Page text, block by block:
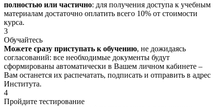
полностью или частично: для получения доступа к учебным
материалам достаточно оплатить всего 10% от стоимости
курса.
3
Обучайтесь
Можете сразу приступать к обучению, не дожидаясь
согласований: все необходимые документы будут
сформированы автоматически в Вашем личном кабинете –
Вам останется их распечатать, подписать и отправить в адрес
Института.
4
Пройдите тестирование